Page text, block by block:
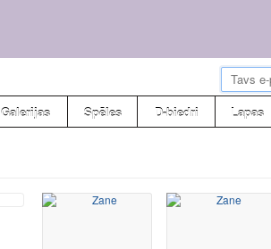
Galerijas Spēles D-biedri Lapas